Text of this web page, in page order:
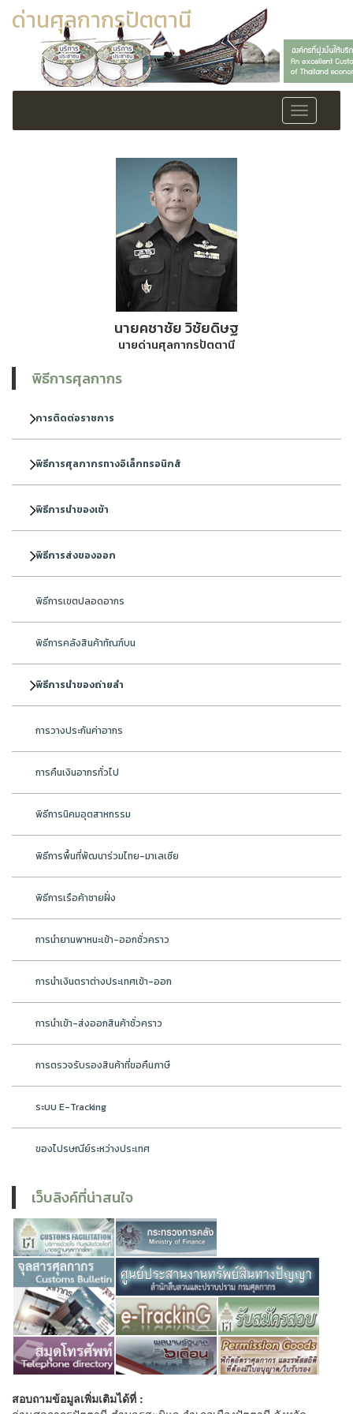
ด่านศุลกากรปัตตานี
Toggle
navigation
นายคชาชัย วิชัยดิษฐ
นายด่านศุลกากรปัตตานี
พิธีการศุลกากร
การติดต่อราชการ
พิธีการศุลกากรทางอิเล็กทรอนิกส์
พิธีการนำของเข้า
พิธีการส่งของออก
พิธีการเขตปลอดอากร
พิธีการคลังสินค้าทัณฑ์บน
พิธีการนำของถ่ายลำ
การวางประกันค่าอากร
การคืนเงินอากรทั่วไป
พิธีการนิคมอุตสาหกรรม
พิธีการพื้นที่พัฒนาร่วมไทย-มาเลเซีย
พิธีการเรือค้าชายฝั่ง
การนำยานพาหนะเข้า-ออกชั่วคราว
การนำเงินตราต่างประเทศเข้า-ออก
การนำเข้า-ส่งออกสินค้าชั่วคราว
การตรวจรับรองสินค้าที่ขอคืนภาษี
ระบบ E-Tracking
ของไปรษณีย์ระหว่างประเทศ
เว็บลิงค์ที่น่าสนใจ
สอบถามข้อมูลเพิ่มเติมได้ที่ :